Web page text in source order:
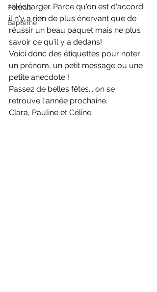
Portrait
Baptême
télécharger. Parce qu'on est d'accord
il n'y a rien de plus énervant que de
réussir un beau paquet mais ne plus
savoir ce qu'il y a dedans!
Voici donc des étiquettes pour noter
un prénom, un petit message ou une
petite anecdote !
Passez de belles fêtes... on se
retrouve l'année prochaine.
Clara, Pauline et Céline.